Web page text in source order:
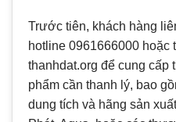
Trước tiên, khách hàng
hotline 0961666000 hoặc
thanhdat.org để cung cấp
phẩm cần thanh lý, bao
dung tích và hãng sản